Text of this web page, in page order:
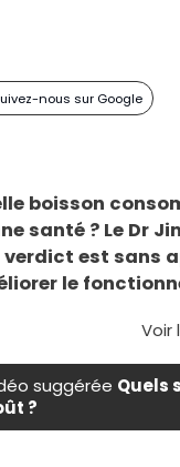
nous sur Google
boisson
santé ? Le Dr
verdict est sans
le
Voir
suggérée Quels
?